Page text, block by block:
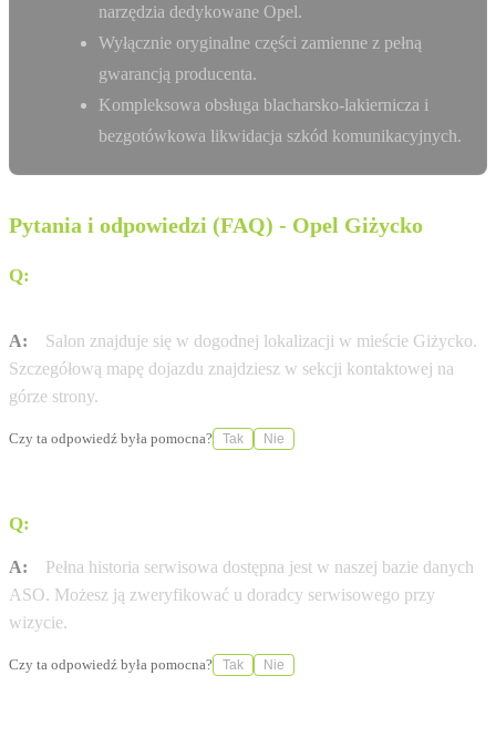
narzędzia dedykowane Opel.
Wyłącznie oryginalne części zamienne z pełną
gwarancją producenta.
Kompleksowa obsługa blacharsko-lakiernicza i
bezgotówkowa likwidacja szkód komunikacyjnych.
Pytania i odpowiedzi (FAQ) - Opel Giżycko
Q:
A:
Salon znajduje się w dogodnej lokalizacji w mieście Giżycko.
Szczegółową mapę dojazdu znajdziesz w sekcji kontaktowej na
górze strony.
Czy ta odpowiedź była pomocna? Tak Nie
Q:
A:
Pełna historia serwisowa dostępna jest w naszej bazie danych
ASO. Możesz ją zweryfikować u doradcy serwisowego przy
wizycie.
Czy ta odpowiedź była pomocna? Tak Nie